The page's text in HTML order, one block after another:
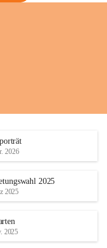
2026
2025
2025
2025